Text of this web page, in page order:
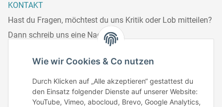
Wie wir Cookies & Co nutzen
Durch Klicken auf „Alle akzeptieren“ gestattest du
den Einsatz folgender Dienste auf unserer Website:
YouTube, Vimeo, abocloud, Brevo, Google Analytics,
KONTAKT
Hast du Fragen, möchtest du uns Kritik oder Lob mitteilen?
Dann schreib uns eine Nachricht.
Telefonisch erreichst du uns:
Telefonnr.: 0951/70045771